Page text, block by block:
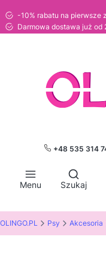
-10% rabatu na pierwsze
Darmowa dostawa już od
+48 535 314
Menu Szukaj
OLINGO.PL Psy Akcesoria